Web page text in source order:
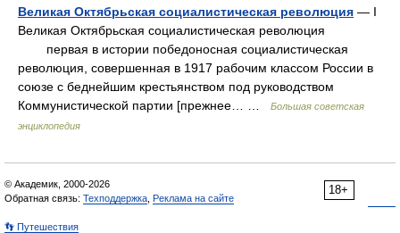
Великая Октябрьская социалистическая революция — I
Великая Октябрьская социалистическая революция
первая в истории победоносная социалистическая
революция, совершенная в 1917 рабочим классом России в
союзе с беднейшим крестьянством под руководством
Коммунистической партии [прежнее… …
Большая советская
энциклопедия
18+
© Академик, 2000-2026
Обратная связь: Техподдержка Реклама на сайте
👣 Путешествия